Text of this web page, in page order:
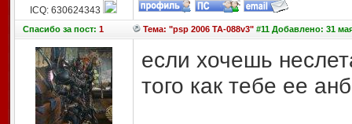
ICQ: 630624343
Спасибоза пост: 1 Тема: "psp 2006 TA-088v3"#11 Добавлено: 31
если хочешь
того как тебе ее